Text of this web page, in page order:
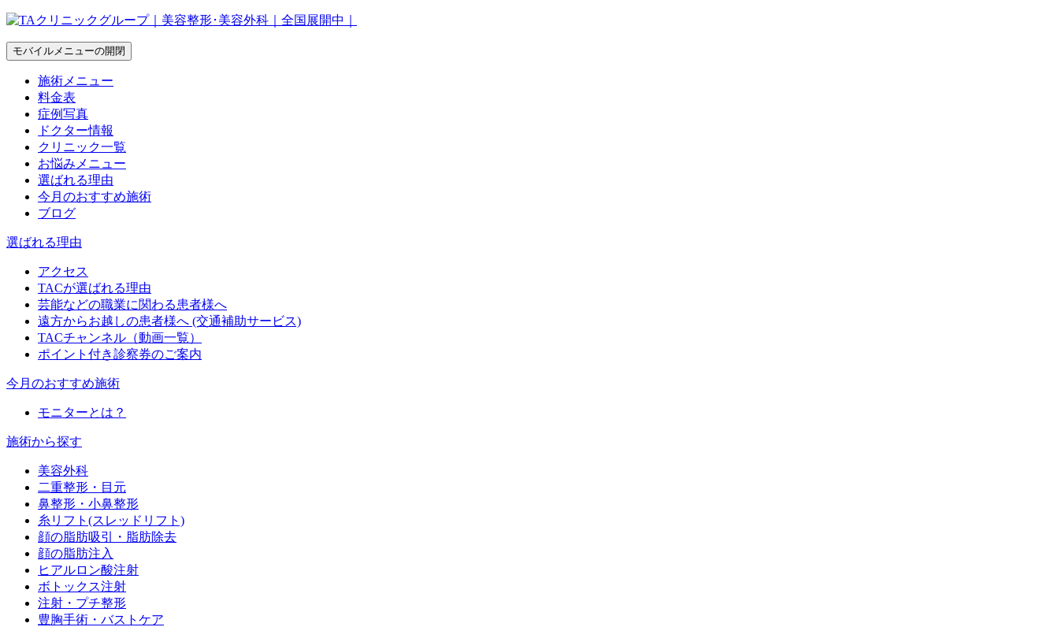
モバイルメニューの開閉
施術メニュー
料金表
症例写真
ドクター情報
クリニック一覧
お悩みメニュー
選ばれる理由
今月のおすすめ施術
ブログ
選ばれる理由
アクセス
TACが選ばれる理由
芸能などの職業に関わる患者様へ
遠方からお越しの患者様へ (交通補助サービス)
TACチャンネル（動画一覧）
ポイント付き診察券のご案内
今月のおすすめ施術
モニターとは？
施術から探す
美容外科
二重整形・目元
鼻整形・小鼻整形
糸リフト(スレッドリフト)
顔の脂肪吸引・脂肪除去
顔の脂肪注入
ヒアルロン酸注射
ボトックス注射
注射・プチ整形
豊胸手術・バストケア